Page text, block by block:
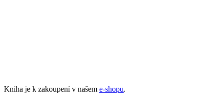
Kniha je k zakoupení v našem e-shopu.